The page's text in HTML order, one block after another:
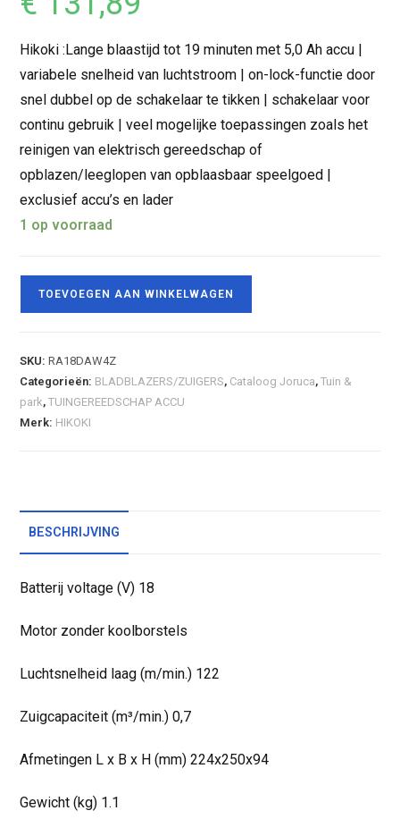
Hikoki :Lange blaastijd tot 19 minuten met 5,0 Ah accu |
variabele snelheid van luchtstroom | on-lock-functie door
snel dubbel op de schakelaar te tikken | schakelaar voor
continu gebruik | veel mogelijke toepassingen zoals het
reinigen van elektrisch gereedschap of
opblazen/leeglopen van opblaasbaar speelgoed |
exclusief accu’s en lader
1 op voorraad
TOEVOEGEN AAN WINKELWAGEN
SKU:RA18DAW4Z
Categorieën: BLADBLAZERS/ZUIGERS, Cataloog Joruca,Tuin &
park,TUINGEREEDSCHAP ACCU
Merk: HIKOKI
BESCHRIJVING
Batterij voltage (V) 18
Motor zonder koolborstels
Luchtsnelheid laag (m/min.) 122
Zuigcapaciteit (m³/min.) 0,7
Afmetingen L x B x H (mm) 224x250x94
Gewicht (kg) 1.1